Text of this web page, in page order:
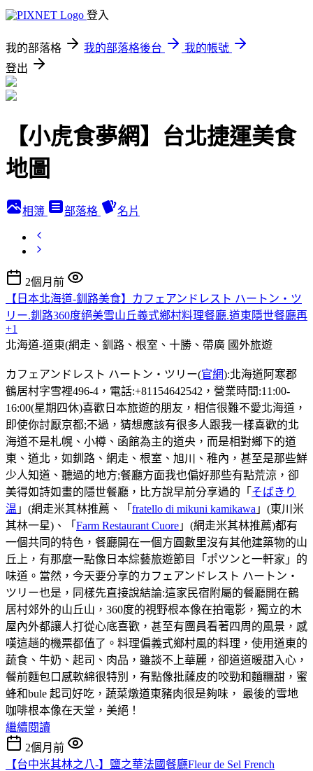
登入
我的部落格 我的部落格後台
我的帳號
登出
【小虎食夢網】台北捷運美食
地圖
相簿 部落格 名片
2個月前
【日本北海道-釧路美食】カフェアンドレスト ハートン・ツ
リー.釧路360度絕美雪山丘義式鄉村料理餐廳.道東隱世餐廳再
+1
北海道-道東(網走、釧路、根室、十勝、帶廣 國外旅遊
カフェアンドレスト ハートン・ツリー(官網):北海道阿寒郡
鶴居村字雪裡496-4，電話:+81154642542，營業時間:11:00-
16:00(星期四休)喜歡日本旅遊的朋友，相信很難不愛北海道，
即使你討厭京都;不過，猜想應該有很多人跟我一樣喜歡的北
海道不是札幌、小樽、函館為主的道央，而是相對鄉下的道
東、道北，如釧路、網走、根室、旭川、稚內，甚至是那些鮮
少人知道、聽過的地方;餐廳方面我也偏好那些有點荒涼，卻
美得如詩如畫的隱世餐廳，比方說早前分享過的「 そばきり
温 」(網走米其林推薦、「 fratello di mikuni kamikawa 」(東川米
其林一星)、「 Farm Restaurant Cuore 」(網走米其林推薦)都有
一個共同的特色，餐廳開在一個方圓數里沒有其他建築物的山
丘上，有那麼一點像日本綜藝旅遊節目「ポツンと一軒家」的
味道。當然，今天要分享的カフェアンドレスト ハートン・
ツリー也是，同樣先直接說結論:這家民宿附屬的餐廳開在鶴
居村郊外的山丘山，360度的視野根本像在拍電影，獨立的木
屋內外都讓人打從心底喜歡，甚至有團員看著四周的風景，感
嘆這趟的機票都值了。料理偏義式鄉村風的料理，使用道東的
蔬食、牛奶、起司、肉品，雖談不上華麗，卻道道暖甜入心，
餐前麵包口感軟綿很特別，有點像批薩皮的咬勁和麵糰甜，蜜
蜂和bule 起司好吃，蔬菜燉道東豬肉很是夠味， 最後的雪地
咖啡根本像在天堂，美絕！
繼續閱讀
2個月前
【台中米其林之八-】鹽之華法國餐廳Fleur de Sel French